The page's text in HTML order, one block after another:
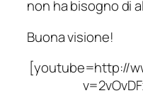
non ha bisogno di
Buona visione!
[youtube=http://